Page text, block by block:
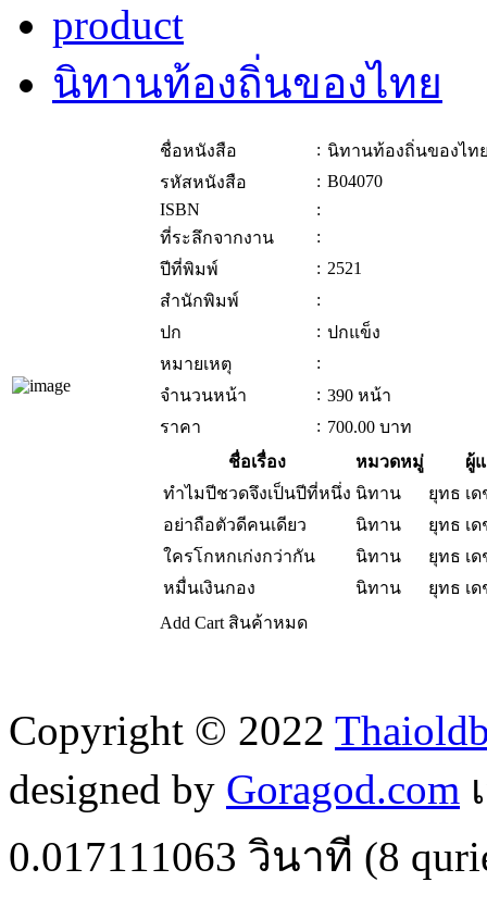
product
นิทานท้องถิ่นของไทย
ชื่อหนังสือ : นิทานท้องถิ่นของไท
รหัสหนังสือ
: B04070
ISBN
:
ที่ระลึกจากงาน
:
ปีที่พิมพ์
: 2521
สำนักพิมพ์
:
ปก
: ปกแข็ง
หมายเหตุ
:
จำนวนหน้า
: 390 หน้า
ราคา
: 700.00 บาท
ชื่อเรื่อง
หมวดหมู่
ผู้
ทำไมปีชวดจึงเป็นปีที่หนึ่ง นิทาน
ยุทธ เ
อย่าถือตัวดีคนเดียว
นิทาน
ยุทธ เ
ใครโกหกเก่งกว่ากัน
นิทาน
ยุทธ เ
หมื่นเงินกอง
นิทาน
ยุทธ เ
Add Cart สินค้าหมด
Copyright © 2022
designed by Goragod.com
0.017111063 วินาที (8